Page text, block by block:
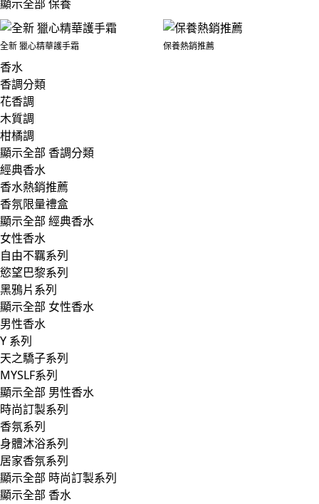
顯示全部 保養
全新 獵心精華護手霜 保養熱銷推薦
香水
香調分類
花香調
木質調
柑橘調
顯示全部 香調分類
經典香水
香水熱銷推薦
香氛限量禮盒
顯示全部 經典香水
女性香水
自由不羈系列
慾望巴黎系列
黑鴉片系列
顯示全部 女性香水
男性香水
Y 系列
天之驕子系列
MYSLF系列
顯示全部 男性香水
時尚訂製系列
香氛系列
身體沐浴系列
居家香氛系列
顯示全部 時尚訂製系列
顯示全部 香水